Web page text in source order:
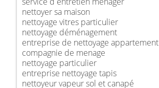
nettoyer sa maison
nettoyage vitres particulier
nettoyage déménagement
entreprise de nettoyage appartement
compagnie de menage
nettoyage particulier
entreprise nettoyage tapis
nettoyeur vapeur sol et canapé